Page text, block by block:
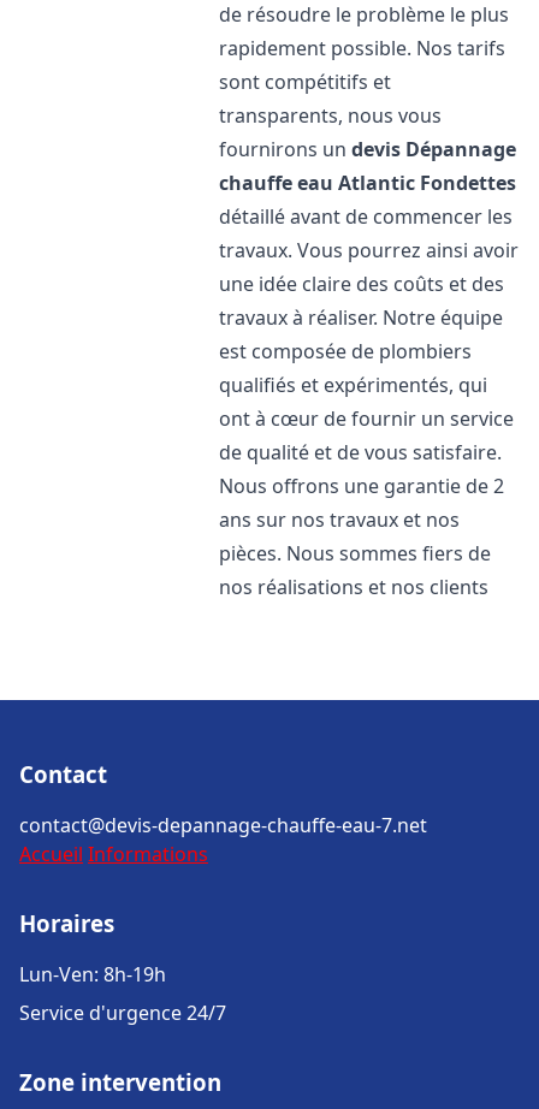
de résoudre le problème le plus
rapidement possible. Nos tarifs
sont compétitifs et
transparents, nous vous
fournirons undevis Dépannage
chauffe eau Atlantic Fondettes
détaillé avant de commencer les
travaux. Vous pourrez ainsi avoir
une idée claire des coûts et des
travaux à réaliser. Notre équipe
est composée de plombiers
qualifiés et expérimentés, qui
ont à cœur de fournir un service
de qualité et de vous satisfaire.
Nous offrons une garantie de 2
ans sur nos travaux et nos
pièces. Nous sommes fiers de
nos réalisations et nos clients
Contact
contact@devis-depannage-chauffe-eau-7.net
Accueil Informations
Horaires
Lun-Ven: 8h-19h
Service d'urgence 24/7
Zone intervention